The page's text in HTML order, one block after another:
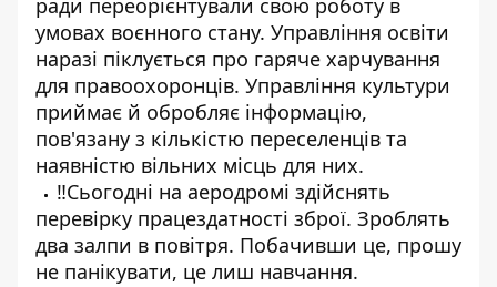
ради переорієнтували свою роботу в
умовах воєнного стану. Управління освіти
наразі піклується про гаряче харчування
для правоохоронців. Управління культури
приймає й обробляє інформацію,
пов'язану з кількістю переселенців та
наявністю вільних місць для них.
‼️Сьогодні на аеродромі здійснять
перевірку працездатності зброї. Зроблять
два залпи в повітря. Побачивши це, прошу
не панікувати, це лиш навчання.